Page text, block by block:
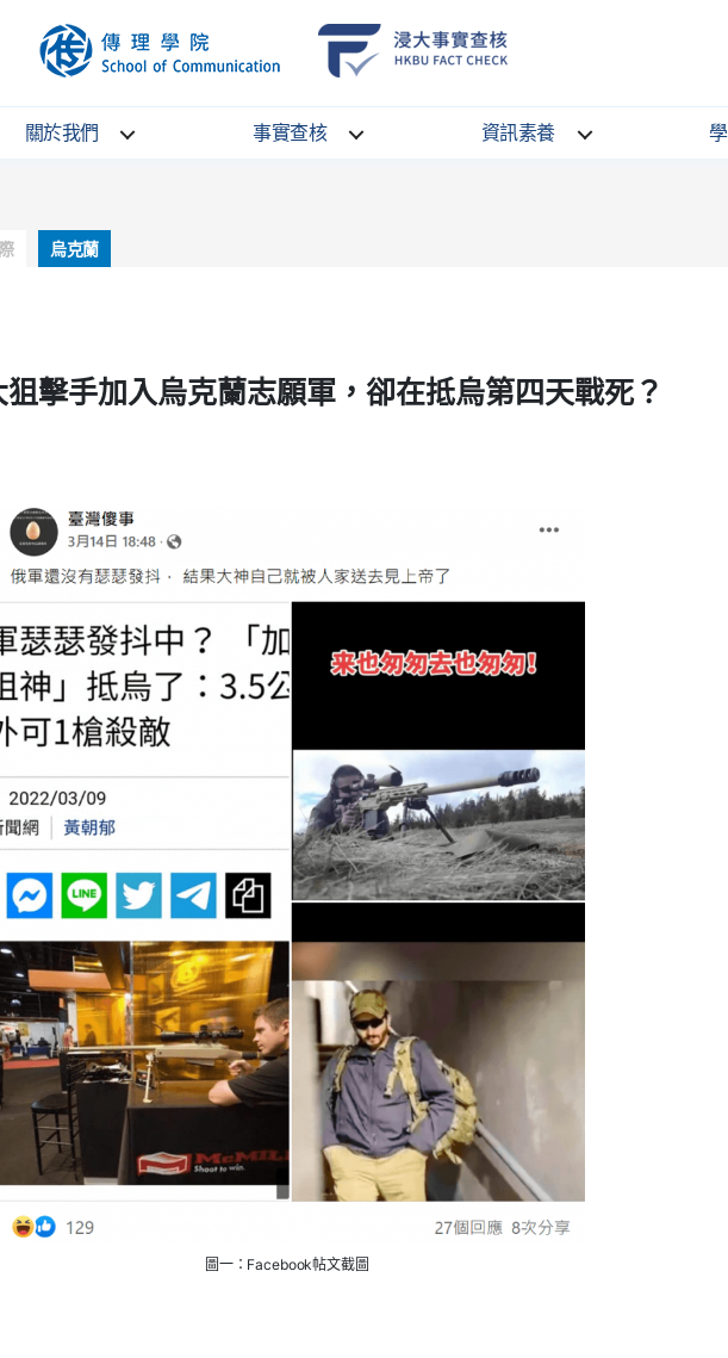
HKBU
School
Communication
關於我們 事實查核 資訊素養
烏克蘭
狙擊手加入烏克蘭志願軍，卻在抵烏第四天戰死？
圖一：Facebook帖文截圖